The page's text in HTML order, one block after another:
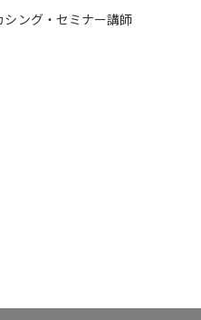
ング・セミナー講師